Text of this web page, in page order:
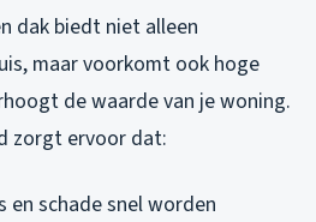
dak biedt niet alleen
maar voorkomt ook hoge
de waarde van je woning.
zorgt ervoor dat:
en schade snel worden